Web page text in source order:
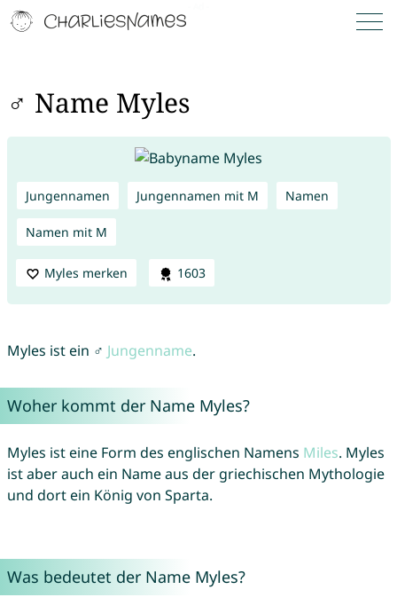
♂ Name Myles
Jungennamen Jungennamen mit M Namen
Namen mit M
Myles merken 1603
Myles ist ein ♂ Jungenname.
Woher kommt der Name Myles?
Myles ist eine Form des englischen Namens Miles. Myles
ist aber auch ein Name aus der griechischen Mythologie
und dort ein König von Sparta.
Was bedeutet der Name Myles?